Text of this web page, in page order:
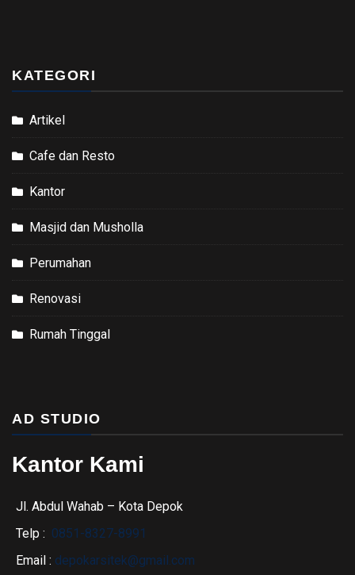
KATEGORI
Artikel
Cafe dan Resto
Kantor
Masjid dan Musholla
Perumahan
Renovasi
Rumah Tinggal
AD STUDIO
Kantor Kami
Jl. Abdul Wahab – Kota Depok
Telp : 0851-8327-8991
Email : depokarsitek@gmail.com